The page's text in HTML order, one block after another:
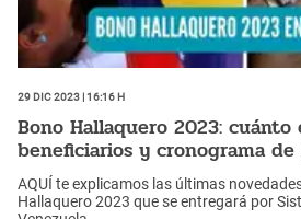
29 Dic 2023 | 16:16 h
Bono Hallaquero 2023: cuánto
beneficiarios y cronograma de
AQUÍ te explicamos las últimas
Hallaquero 2023 que se entregará por